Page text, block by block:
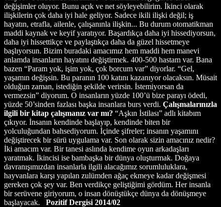
değişimler oluyor. Bunu açık ve net söyleyebilirim. İkinci olarak
ilişkilerin çok daha iyi hale geliyor. Sadece ikili ilişki değil; iş
hayatın, etrafla, ailenle, çalışanınla ilişkin... Bu durum otomatikman
maddi kaynak ve keyif yaratıyor. Başardıkça daha iyi hissediyorsun,
daha iyi hissettikçe ve paylaştıkça daha da güzel hissetmeye
başlıyorsun. Bizim buradaki amacımız hem maddi hem manevi
anlamda insanların hayatını değiştirmek. 400-500 hastam var. Bana
bazen “Param yok, işim yok, çok borcum var” diyorlar. “Gel,
yaşamın değişsin. Bu paranın 100 katını kazanıyor olacaksın. Müsait
olduğun zaman, istediğin şekilde verirsin. İstemiyorsan da
vermezsin” diyorum. O insanların yüzde 100’ü bize parayı ödedi,
yüzde 50’sinden fazlası başka insanlara burs verdi. Çalışmalarınızla
ilgili bir kitap çalışmanız var mı? “Aşkın İstilası” adlı kitabım
çıkıyor. İnsanın kendinde başlayıp, kendinde biten bir
yolculuğundan bahsediyorum. İçinde şifreler; insanın yaşamını
değiştirecek bir sürü uygulama var. Son olarak sizin amacınız nedir?
İki amacım var. Bir tanesi aslında kendime oyun arkadaşları
yaratmak. İkincisi ise bambaşka bir dünya oluşturmak. Doğaya
davranışımızdan insanlarla ilgili alacağımız sorumluluklara,
hayvanlara karşı yapılan zulümden ağaç ekmeye kadar değişmesi
gereken çok şey var. Ben verdikçe geliştiğimi gördüm. Her insanla
bir serüvene giriyorum, o insan dönüştükçe dünya da dönüşmeye
başlayacak. Pozitif Dergisi 2014/02